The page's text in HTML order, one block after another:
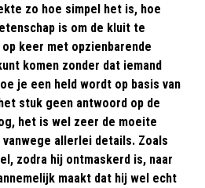
zo hoe simpel het is, hoe
is om de kluit te
keer met opzienbarende
komen zonder dat iemand
je een held wordt op basis van
stuk geen antwoord op de
het is wel zeer de moeite
allerlei details. Zoals
zodra hij ontmaskerd is, naar
maakt dat hij wel echt